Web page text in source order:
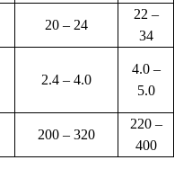
20 – 24
22 –
34
2.4 – 4.0
4.0 –
5.0
200 – 320
220 –
400